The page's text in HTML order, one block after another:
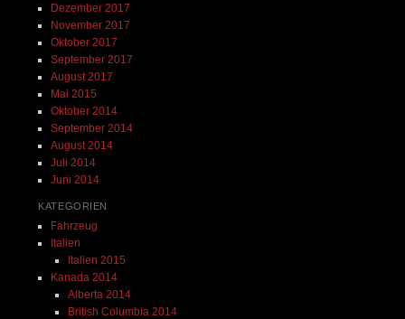
Dezember 2017
November 2017
Oktober 2017
September 2017
August 2017
Mai 2015
Oktober 2014
September 2014
August 2014
Juli 2014
Juni 2014
KATEGORIEN
Fahrzeug
Italien
Italien 2015
Kanada 2014
Alberta 2014
British Columbia 2014